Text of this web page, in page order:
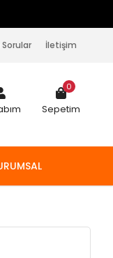
Sorular İletişim
Sepetim
0